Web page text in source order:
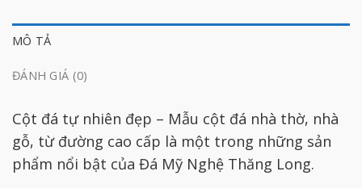
MÔ TẢ
ĐÁNH GIÁ (0)
Cột đá tự nhiên đẹp – Mẫu cột đá nhà thờ, nhà
gỗ, từ đường cao cấp là một trong những sản
phẩm nổi bật của Đá Mỹ Nghệ Thăng Long.